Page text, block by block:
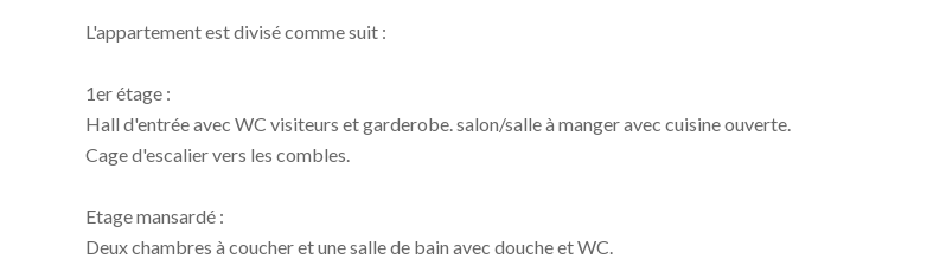
L'appartement est divisé comme suit :
1er étage :
Hall d'entrée avec WC visiteurs et garderobe. salon/salle à manger avec cuisine ouverte.
Cage d'escalier vers les combles.
Etage mansardé :
Deux chambres à coucher et une salle de bain avec douche et WC.